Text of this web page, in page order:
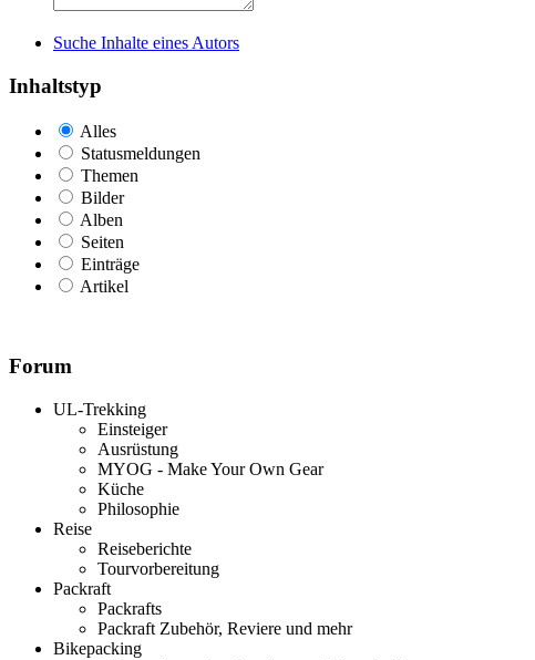
Suche Inhalte eines Autors
Inhaltstyp
Alles
Statusmeldungen
Themen
Bilder
Alben
Seiten
Einträge
Artikel
Forum
UL-Trekking
Einsteiger
Ausrüstung
MYOG - Make Your Own Gear
Küche
Philosophie
Reise
Reiseberichte
Tourvorbereitung
Packraft
Packrafts
Packraft Zubehör, Reviere und mehr
Bikepacking